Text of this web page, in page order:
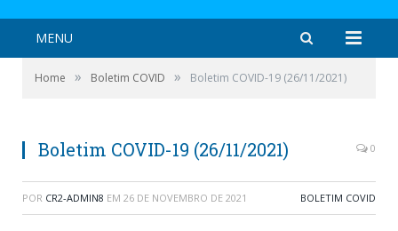
MENU
Home » Boletim COVID » Boletim COVID-19 (26/11/2021)
Boletim COVID-19 (26/11/2021) 0
POR CR2-ADMIN8 EM 26 DE NOVEMBRO DE 2021 BOLETIM COVID